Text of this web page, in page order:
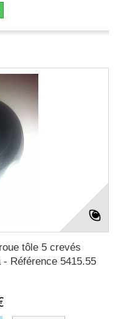
tôle 5 crevés
- Référence 5415.55